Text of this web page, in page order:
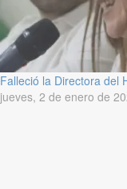
Falleció la Directora del
jueves, 2 de enero de